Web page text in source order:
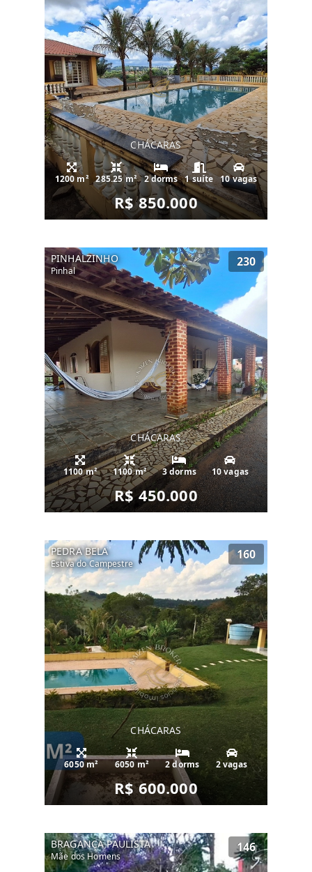
CHÁCARAS
1200 m² 285.25 m² 2 dorms 1 suíte 10 vagas
R$ 850.000
PINHALZINHO
Pinhal
230
CHÁCARAS
1100 m² 1100 m² 3 dorms 10 vagas
R$ 450.000
PEDRA BELA
Estiva do Campestre
160
CHÁCARAS
6050 m² 6050 m² 2 dorms 2 vagas
R$ 600.000
BRAGANÇA PAULISTA
Mãe dos Homens
146